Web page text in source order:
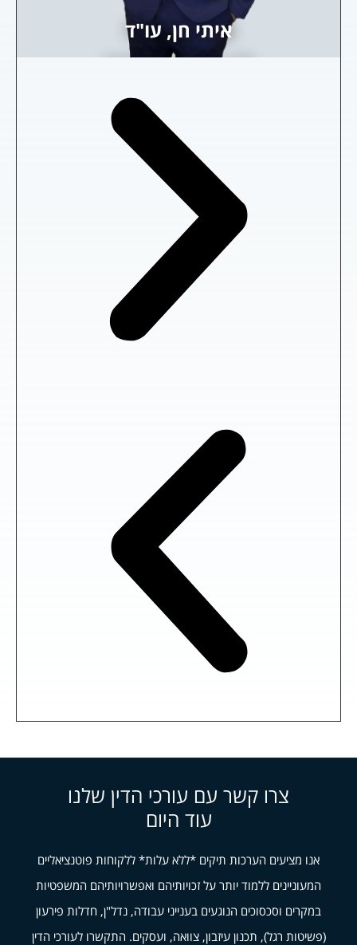
איתי חן, עו"ד
שותף - ליטיגציה, אזרחי, תעסוקה ועוד
צרו קשר עם עורכי הדין שלנו
עוד היום
אנו מציעים הערכות תיקים *ללא עלות* ללקוחות פוטנציאליים
המעוניינים ללמוד יותר על זכויותיהם ואפשרויותיהם המשפטיות
במקרים וסכסוכים הנוגעים בענייני עבודה, נדל"ן, חדלות פירעון
(פשיטות רגל), תכנון עיזבון, צוואה, ועסקים. התקשרו לעורכי הדין